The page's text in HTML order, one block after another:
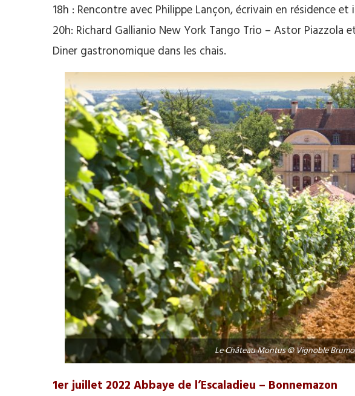
18h : Rencontre avec Philippe Lançon, écrivain en résidence
20h: Richard Gallianio New York Tango Trio – Astor Piazzola
Diner gastronomique dans les chais.
Le Château Montus © Vignoble
1er juillet 2022 Abbaye de l’Escaladieu – Bonnemazon